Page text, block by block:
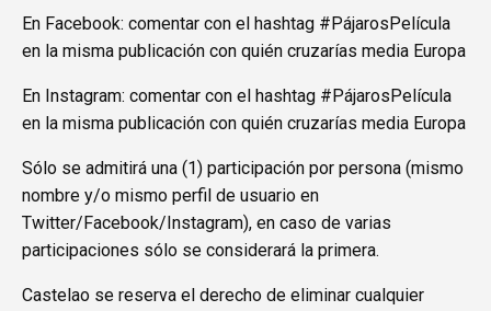
En Facebook: comentar con el hashtag #PájarosPelícula
en la misma publicación con quién cruzarías media Europa
En Instagram: comentar con el hashtag #PájarosPelícula
en la misma publicación con quién cruzarías media Europa
Sólo se admitirá una (1) participación por persona (mismo
nombre y/o mismo perfil de usuario en
Twitter/Facebook/Instagram), en caso de varias
participaciones sólo se considerará la primera.
Castelao se reserva el derecho de eliminar cualquier